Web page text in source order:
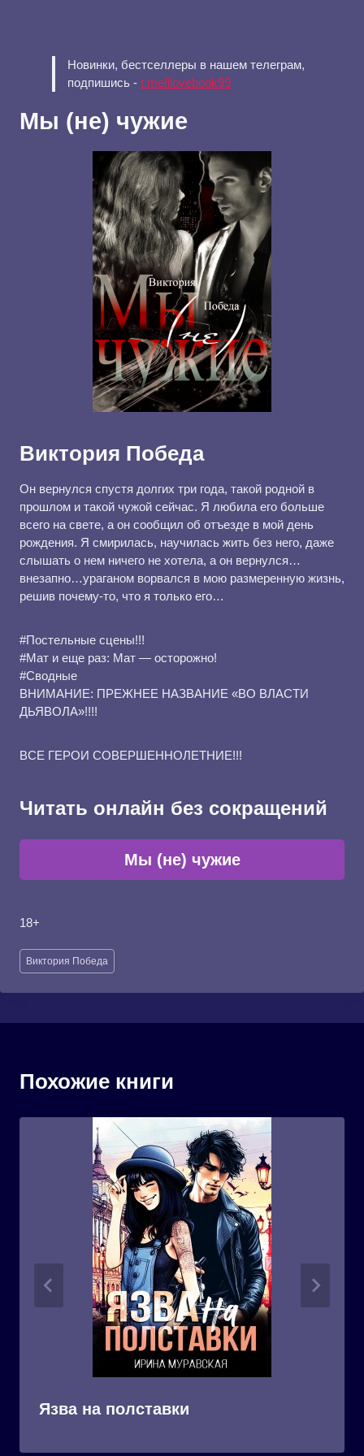
Новинки, бестселлеры в нашем телеграм,
подпишись - t.me/ilovebook99
Мы (не) чужие
Виктория Победа
Он вернулся спустя долгих три года, такой родной в
прошлом и такой чужой сейчас. Я любила его больше
всего на свете, а он сообщил об отъезде в мой день
рождения. Я смирилась, научилась жить без него, даже
слышать о нем ничего не хотела, а он вернулся…
внезапно…ураганом ворвался в мою размеренную жизнь,
решив почему-то, что я только его…
#Постельные сцены!!!
#Мат и еще раз: Мат — осторожно!
#Сводные
ВНИМАНИЕ: ПРЕЖНЕЕ НАЗВАНИЕ «ВО ВЛАСТИ
ДЬЯВОЛА»!!!!
ВСЕ ГЕРОИ СОВЕРШЕННОЛЕТНИЕ!!!
Читать онлайн без сокращений
Мы (не) чужие
18+
Метки
записи:
Виктория Победа
Похожие книги
Язва на полставки